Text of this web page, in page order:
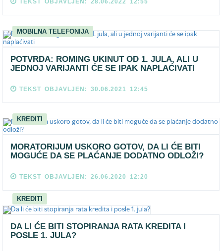
TEKST OBJAVLJEN: 28.06.2022 12:55
MOBILNA TELEFONIJA
POTVRDA: ROMING UKINUT OD 1. JULA, ALI U
JEDNOJ VARIJANTI ĆE SE IPAK NAPLAĆIVATI
TEKST OBJAVLJEN: 30.06.2021 12:45
KREDITI
MORATORIJUM USKORO GOTOV, DA LI ĆE BITI
MOGUĆE DA SE PLAĆANJE DODATNO ODLOŽI?
TEKST OBJAVLJEN: 26.06.2020 12:20
KREDITI
DA LI ĆE BITI STOPIRANJA RATA KREDITA I
POSLE 1. JULA?